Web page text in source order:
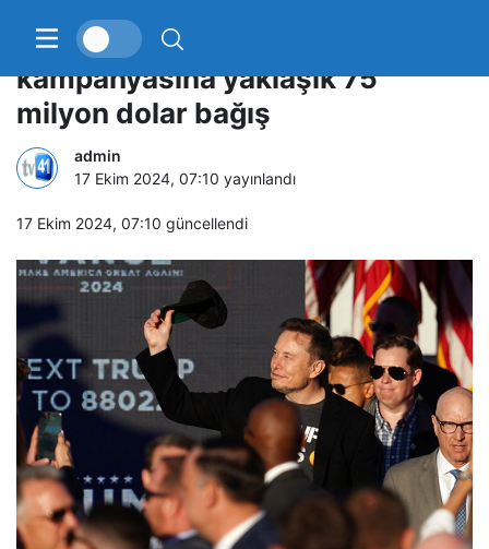
Elon Musk’tan Trump’ın seçim
kampanyasına yaklaşık 75
milyon dolar bağış
admin
17 Ekim 2024, 07:10 yayınlandı
17 Ekim 2024, 07:10 güncellendi